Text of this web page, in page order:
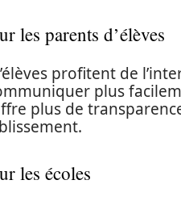
les parents d’élèves
profitent de
plus
plus de
les écoles